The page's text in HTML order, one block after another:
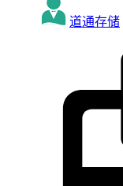
道通存储